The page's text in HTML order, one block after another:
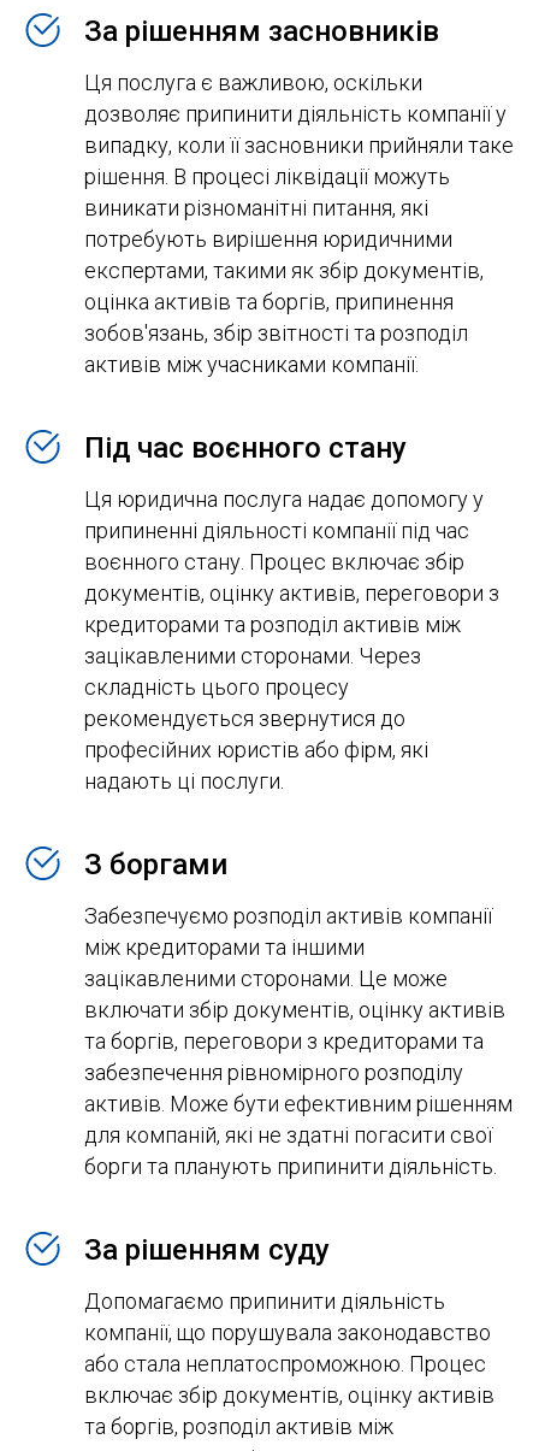
За рішенням засновників
Ця послуга є важливою, оскільки
дозволяє припинити діяльність компанії у
випадку, коли її засновники прийняли таке
рішення. В процесі ліквідації можуть
виникати різноманітні питання, які
потребують вирішення юридичними
експертами, такими як збір документів,
оцінка активів та боргів, припинення
зобов'язань, збір звітності та розподіл
активів між учасниками компанії.
Під час воєнного стану
Ця юридична послуга надає допомогу у
припиненні діяльності компанії під час
воєнного стану. Процес включає збір
документів, оцінку активів, переговори з
кредиторами та розподіл активів між
зацікавленими сторонами. Через
складність цього процесу
рекомендується звернутися до
професійних юристів або фірм, які
надають ці послуги.
З боргами
Забезпечуємо розподіл активів компанії
між кредиторами та іншими
зацікавленими сторонами. Це може
включати збір документів, оцінку активів
та боргів, переговори з кредиторами та
забезпечення рівномірного розподілу
активів. Може бути ефективним рішенням
для компаній, які не здатні погасити свої
борги та планують припинити діяльність.
За рішенням суду
Допомагаємо припинити діяльність
компанії, що порушувала законодавство
або стала неплатоспроможною. Процес
включає збір документів, оцінку активів
та боргів, розподіл активів між